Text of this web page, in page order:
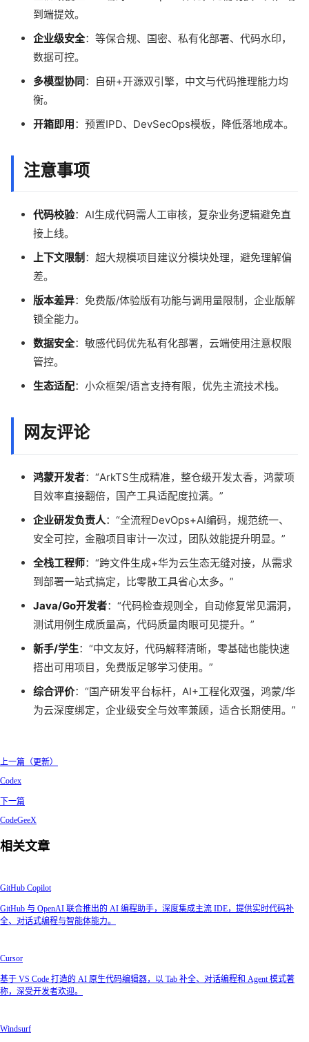
到端提效。
企业级安全：等保合规、国密、私有化部署、代码水印，
数据可控。
多模型协同：自研+开源双引擎，中文与代码推理能力均
衡。
开箱即用：预置IPD、DevSecOps模板，降低落地成本。
注意事项
代码校验：AI生成代码需人工审核，复杂业务逻辑避免直
接上线。
上下文限制 ：超大规模项目建议分模块处理，避免理解偏
差。
版本差异：免费版/体验版有功能与调用量限制，企业版解
锁全能力。
数据安全：敏感代码优先私有化部署，云端使用注意权限
管控。
生态适配：小众框架/语言支持有限，优先主流技术栈。
网友评论
鸿蒙开发者：“ArkTS生成精准，整仓级开发太香，鸿蒙项
目效率直接翻倍，国产工具适配度拉满。”
企业研发负责人：“全流程DevOps+AI编码，规范统一、
安全可控，金融项目审计一次过，团队效能提升明显。”
全栈工程师：“跨文件生成+华为云生态无缝对接，从需求
到部署一站式搞定，比零散工具省心太多。”
Java/Go开发者：“代码检查规则全，自动修复常见漏洞，
测试用例生成质量高，代码质量肉眼可见提升。”
新手/学生：“中文友好，代码解释清晰，零基础也能快速
搭出可用项目，免费版足够学习使用。”
综合评价：“国产研发平台标杆，AI+工程化双强，鸿蒙/华
为云深度绑定，企业级安全与效率兼顾，适合长期使用。”
上一篇（更新）
Codex
下一篇
CodeGeeX
相关文章
GitHub Copilot
GitHub 与 OpenAI 联合推出的 AI 编程助手，深度集成主流 IDE，提供实时代码补
全、对话式编程与智能体能力。
Cursor
基于 VS Code 打造的 AI 原生代码编辑器，以 Tab 补全、对话编程和 Agent 模式著
称，深受开发者欢迎。
Windsurf